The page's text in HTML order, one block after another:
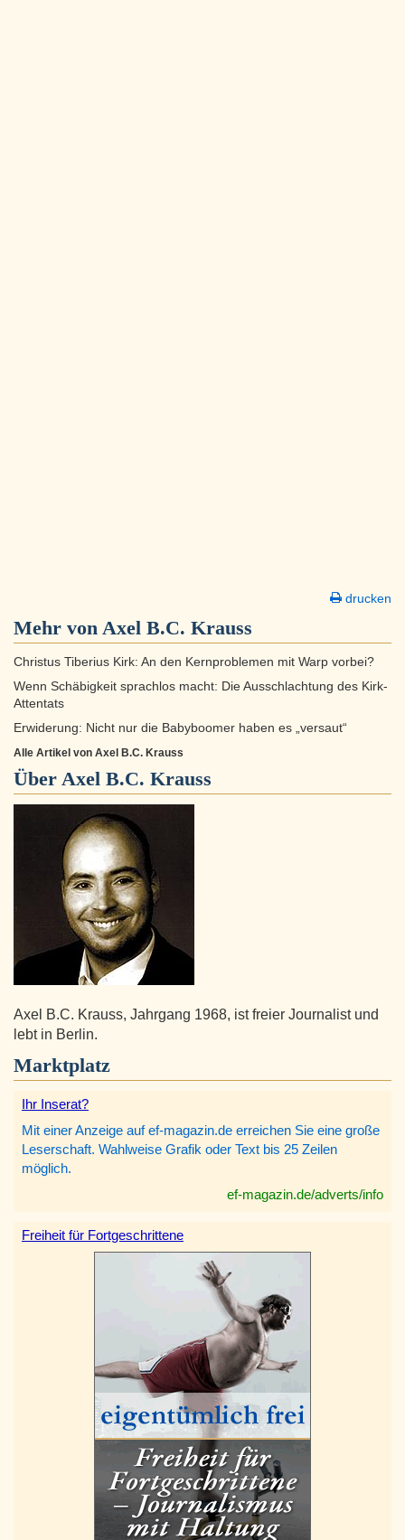
drucken
Mehr von Axel B.C. Krauss
Christus Tiberius Kirk: An den Kernproblemen mit Warp vorbei?
Wenn Schäbigkeit sprachlos macht: Die Ausschlachtung des Kirk-
Attentats
Erwiderung: Nicht nur die Babyboomer haben es „versaut“
Alle Artikel von Axel B.C. Krauss
Über Axel B.C. Krauss
Axel B.C. Krauss, Jahrgang 1968, ist freier Journalist und
lebt in Berlin.
Marktplatz
Ihr Inserat?
Mit einer Anzeige auf ef-magazin.de erreichen Sie eine große
Leserschaft. Wahlweise Grafik oder Text bis 25 Zeilen
möglich.
ef-magazin.de/adverts/info
Freiheit für Fortgeschrittene